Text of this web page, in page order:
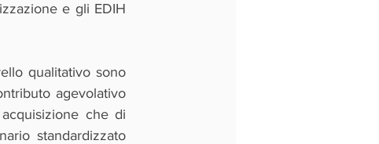
e gli EDIH
qualitativo sono
agevolativo
che di
standardizzato